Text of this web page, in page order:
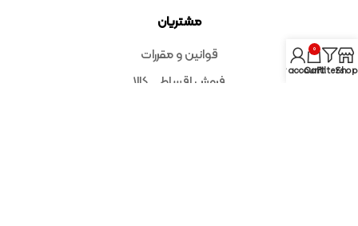
مشتریان
قوانین و مقررات
فروش اقساطی کالا
Shop
Filters
0
Cart
My account